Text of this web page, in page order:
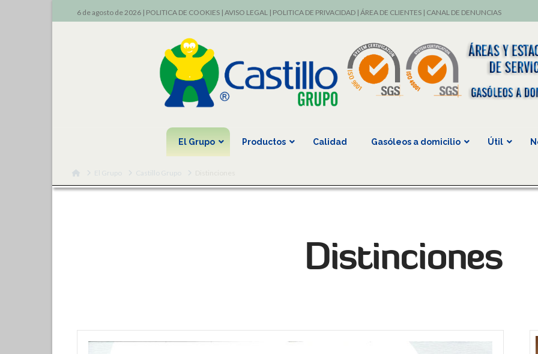
6 de agosto de 2026 | POLITICA DE COOKIES| AVISO LEGAL| POLITICA DE PRIVACIDAD| ÁREA DE CLIENTES| CANAL DE DENUNCIAS
El Grupo Productos Calidad Gasóleos a domicilio Útil
HomeEl Grupo Castillo Grupo
Distinciones